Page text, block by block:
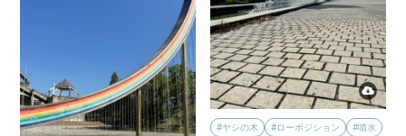
#ヤシの木 #ローポジション
#噴水